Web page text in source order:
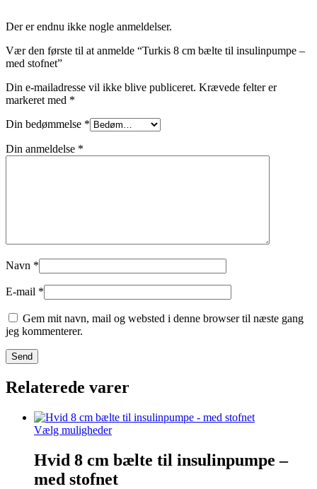
Der er endnu ikke nogle anmeldelser.
Vær den første til at anmelde “Turkis 8 cm bælte til insulinpumpe –
med stofnet”
Din e-mailadresse vil ikke blive publiceret. Krævede felter er
markeret med *
Din bedømmelse *
Din anmeldelse *
Navn *
E-mail *
Gem mit navn, mail og websted i denne browser til næste gang
jeg kommenterer.
Relaterede varer
Vælg mulighederDette
har
flere
varianter.
Hvid 8 cm bælte til insulinpumpe –
med stofnet